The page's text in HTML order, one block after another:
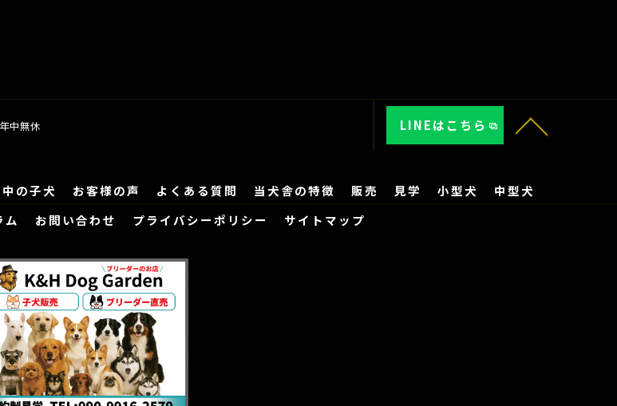
中無休 LINEはこちら
の子犬 お客様の声 よくある質問 当犬舎の特徴 販売 見学 小型犬
中型犬
ム お問い合わせ プライバシーポリシー サイトマップ